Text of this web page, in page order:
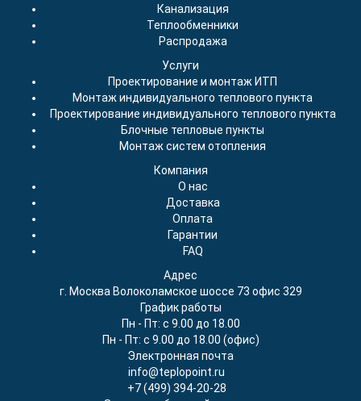
Канализация
Теплообменники
Распродажа
Услуги
Проектирование и монтаж ИТП
Монтаж индивидуального теплового пункта
Проектирование индивидуального теплового пункта
Блочные тепловые пункты
Монтаж систем отопления
Компания
О нас
Доставка
Оплата
Гарантии
FAQ
Адрес
г. Москва Волоколамское шоссе 73 офис 329
График работы
Пн - Пт: с 9.00 до 18.00
Пн - Пт: с 9.00 до 18.00 (офис)
Электронная почта
info@teplopoint.ru
+7 (499) 394-20-28